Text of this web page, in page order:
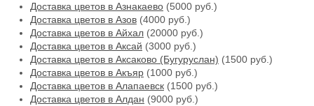
Доставка цветов в Азнакаево (5000 руб.)
Доставка цветов в Азов (4000 руб.)
Доставка цветов в Айхал (20000 руб.)
Доставка цветов в Аксай (3000 руб.)
Доставка цветов в Аксаково (Бугуруслан) (1500 руб.)
Доставка цветов в Акъяр (1000 руб.)
Доставка цветов в Алапаевск (1500 руб.)
Доставка цветов в Алдан (9000 руб.)